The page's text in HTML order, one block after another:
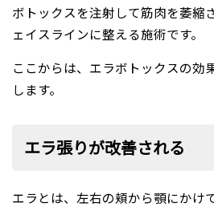
ボトックスを注射して筋肉を萎縮
ェイスラインに整える施術です。
ここからは、エラボトックスの効
します。
エラ張りが改善される
エラとは、左右の頬から顎にかけ